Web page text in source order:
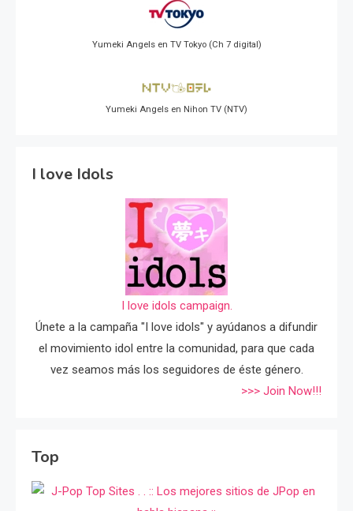
Yumeki Angels en TV Tokyo (Ch 7 digital)
Yumeki Angels en Nihon TV (NTV)
I love Idols
I love idols campaign.
Únete a la campaña "I love idols" y ayúdanos a difundir
el movimiento idol entre la comunidad, para que cada
vez seamos más los seguidores de éste género.
>>> Join Now!!!
Top